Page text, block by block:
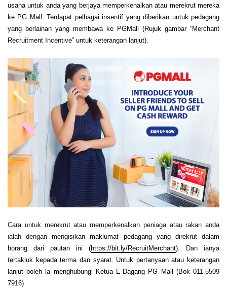
usaha untuk anda yang berjaya memperkenalkan atau merekrut mereka
ke PG Mall.
Terdapat pelbagai insentif yang diberikan untuk pedagang
yang berlainan yang membawa ke PGMall (Rujuk gambar “Merchant
Recruitment Incentive” untuk keterangan lanjut)
Cara untuk merekrut atau memperkenalkan peniaga atau rakan anda
ialah dengan mengisikan maklumat pedagang yang direkrut dalam
borang dari pautan ini (https://bit.ly/RecruitMerchant) . Dan ianya
tertakluk kepada terma dan syarat. Untuk pertanyaan atau keterangan
lanjut boleh la menghubungi Ketua E-Dagang PG Mall (Bok 011-5509
7916)